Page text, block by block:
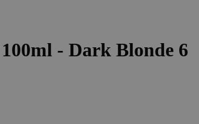
- Dark Blonde 6